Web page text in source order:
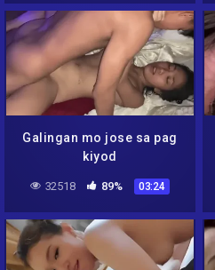
Galingan mo jose sa pag
kiyod
32518 89% 03:24